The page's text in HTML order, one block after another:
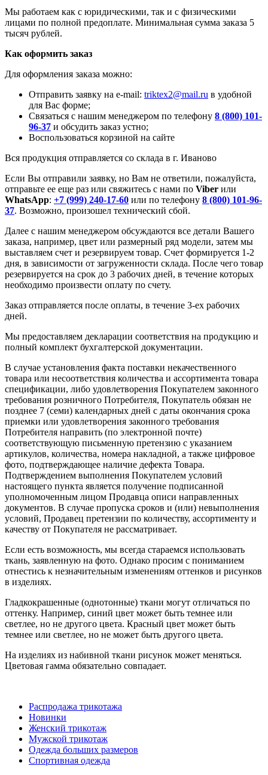
Мы работаем как с юридическими, так и с физическими
лицами по полной предоплате. Минимальная сумма заказа 5
тысяч рублей.
Как оформить заказ
Для оформления заказа можно:
Отправить заявку на e-mail: triktex2@mail.ru в удобной
для Вас форме;
Связаться с нашим менеджером по телефону 8 (800) 101-
96-37 и обсудить заказ устно;
Воспользоваться корзиной на сайте
Вся продукция отправляется со склада в г. Иваново
Если Вы отправили заявку, но Вам не ответили, пожалуйста,
отправьте ее еще раз или свяжитесь с нами по Viber или
WhatsApp: +7 (999) 240-17-60 или по телефону 8 (800) 101-96-
37. Возможно, произошел технический сбой.
Далее с нашим менеджером обсуждаются все детали Вашего
заказа, например, цвет или размерный ряд модели, затем мы
выставляем счет и резервируем товар. Счет формируется 1-2
дня, в зависимости от загруженности склада. После чего товар
резервируется на срок до 3 рабочих дней, в течение которых
необходимо произвести оплату по счету.
Заказ отправляется после оплаты, в течение 3-ех рабочих
дней.
Мы предоставляем декларации соответствия на продукцию и
полный комплект бухгалтерской документации.
В случае установления факта поставки некачественного
товара или несоответствия количества и ассортимента товара
спецификации, либо удовлетворения Покупателем законного
требования розничного Потребителя, Покупатель обязан не
позднее 7 (семи) календарных дней с даты окончания срока
приемки или удовлетворения законного требования
Потребителя направить (по электронной почте)
соответствующую письменную претензию с указанием
артикулов, количества, номера накладной, а также цифровое
фото, подтверждающее наличие дефекта Товара.
Подтверждением выполнения Покупателем условий
настоящего пункта является получение подписанной
уполномоченным лицом Продавца описи направленных
документов. В случае пропуска сроков и (или) невыполнения
условий, Продавец претензии по количеству, ассортименту и
качеству от Покупателя не рассматривает.
Если есть возможность, мы всегда стараемся использовать
ткань, заявленную на фото. Однако просим с пониманием
отнестись к незначительным изменениям оттенков и рисунков
в изделиях.
Гладкокрашенные (однотонные) ткани могут отличаться по
оттенку. Например, синий цвет может быть темнее или
светлее, но не другого цвета. Красный цвет может быть
темнее или светлее, но не может быть другого цвета.
На изделиях из набивной ткани рисунок может меняться.
Цветовая гамма обязательно совпадает.
Распродажа трикотажа
Новинки
Женский трикотаж
Мужской трикотаж
Одежда больших размеров
Спортивная одежда